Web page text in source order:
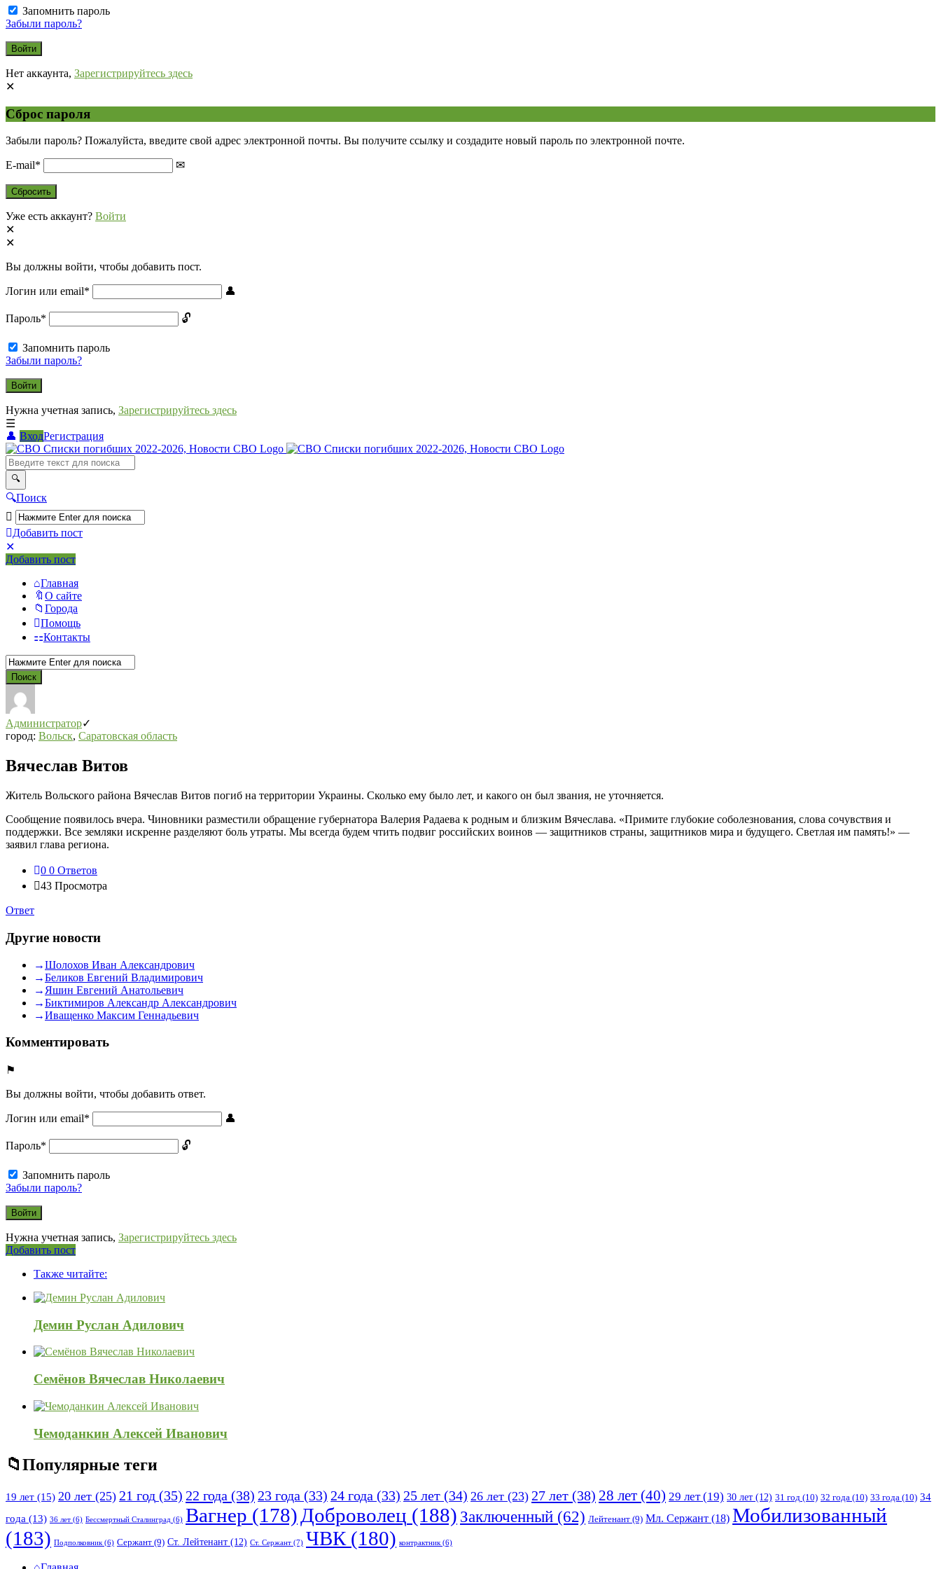
Запомнить пароль
Забыли пароль?
Нет аккаунта, Зарегистрируйтесь здесь
Сброс пароля
Забыли пароль? Пожалуйста, введите свой адрес электронной почты. Вы получите ссылку и создадите новый пароль по электронной почте.
E-mail*
Уже есть аккаунт? Войти
Вы должны войти, чтобы добавить пост.
Логин или email*
Пароль*
Запомнить пароль
Забыли пароль?
Нужна учетная запись, Зарегистрируйтесь здесь
ВходРегистрация
СВО
Списки
погибших
2022-
2026,
Новости
СВО
Поиск
Добавить пост
Мобильное
меню
Добавить пост
Главная
О сайте
Города
Помощь
Контакты
Администратор
город: Вольск, Саратовская область
Вячеслав Витов
Житель Вольского района Вячеслав Витов погиб на территории Украины. Сколько ему было лет, и какого он был звания, не уточняется.
Сообщение появилось вчера. Чиновники разместили обращение губернатора Валерия Радаева к родным и близким Вячеслава. «Примите глубокие соболезнования, слова сочувствия и
поддержки. Все земляки искренне разделяют боль утраты. Мы всегда будем чтить подвиг российских воинов — защитников страны, защитников мира и будущего. Светлая им память!» —
заявил глава региона.
0 0 Ответов
43 Просмотра
Ответ
Другие новости
Шолохов Иван Александрович
Беликов Евгений Владимирович
Яшин Евгений Анатольевич
Биктимиров Александр Александрович
Иващенко Максим Геннадьевич
Комментировать
Вы должны войти, чтобы добавить ответ.
Логин или email*
Пароль*
Запомнить пароль
Забыли пароль?
Нужна учетная запись, Зарегистрируйтесь здесь
Боковая
Добавить пост
120x600Также читайте:
Демин Руслан Адилович
Семёнов Вячеслав Николаевич
Чемоданкин Алексей Иванович
Популярные теги
19 лет (15) 20 лет (25) 21 год (35) 22 года (38) 23 года (33) 24 года (33) 25 лет (34) 26 лет (23) 27 лет (38) 28 лет (40) 29 лет(19) 30 лет (12) 31 год (10) 32 года (10) 33 года (10) 34
года (13) 36 лет (6) Бессмертный Сталинград (6) Вагнер (178)Доброволец (188) Заключенный (62) Лейтенант (9) Мл. Сержант (18) Мобилизованный
(183) Подполковник(6) Сержант (9) Ст. Лейтенант (12) Ст. Сержант (7) ЧВК(180) контрактник(6)